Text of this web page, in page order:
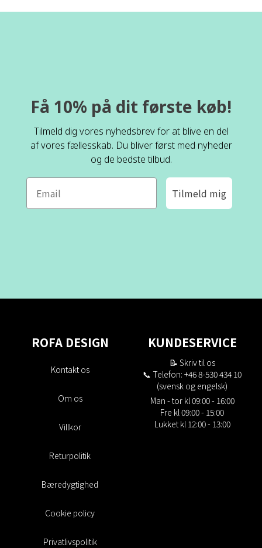
Få 10% på dit første køb!
Tilmeld dig vores nyhedsbrev for at blive en del
af vores fællesskab. Du bliver først med nyheder
og de bedste tilbud.
Tilmeld mig
ROFA DESIGN
Kontakt os
Om os
Villkor
Returpolitik
Bæredygtighed
Cookie policy
Privatlivspolitik
KUNDESERVICE
📝 Skriv til os
📞 Telefon: +46 8-530 434 10
(svensk og engelsk)
Man - tor kl 09:00 - 16:00
Fre kl 09:00 - 15:00
Lukket kl 12:00 - 13:00